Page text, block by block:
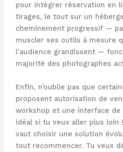
pour intégrer réservation en
tirages, le tout sur un
cheminement progressif —
muscler ses outils à mesure
l’audience grandissent —
majorité des photographes
Enfin, n’oublie pas que
proposent autorisation de
workshop et une interface
idéal si tu veux aller plus loin
vaut choisir une solution
tout recommencer. Tu veux